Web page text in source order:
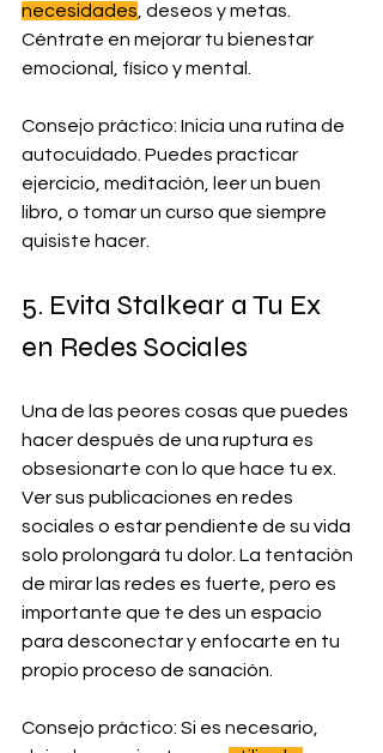
necesidades , deseos y metas.
Céntrate en mejorar tu bienestar
emocional, físico y mental.
Consejo práctico: Inicia una rutina de
autocuidado. Puedes practicar
ejercicio, meditación, leer un buen
libro, o tomar un curso que siempre
quisiste hacer.
5. Evita Stalkear a Tu Ex
en Redes Sociales
Una de las peores cosas que puedes
hacer después de una ruptura es
obsesionarte con lo que hace tu ex.
Ver sus publicaciones en redes
sociales o estar pendiente de su vida
solo prolongará tu dolor. La tentación
de mirar las redes es fuerte, pero es
importante que te des un espacio
para desconectar y enfocarte en tu
propio proceso de sanación.
Consejo práctico: Si es necesario,